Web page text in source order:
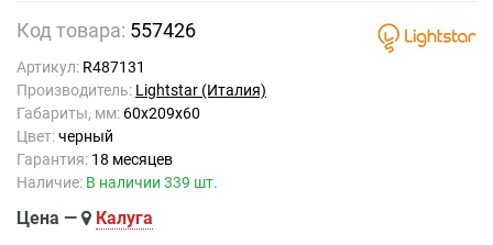
Код товара: 557426
Артикул: R487131
Производитель: Lightstar (Италия)
Габариты, мм: 60x209x60
Цвет:черный
Гарантия: 18 месяцев
Наличие: В наличии 339 шт.
Цена — Калуга